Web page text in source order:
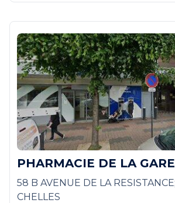
PHARMACIE DE LA GARE
58 B AVENUE DE LA
CHELLES